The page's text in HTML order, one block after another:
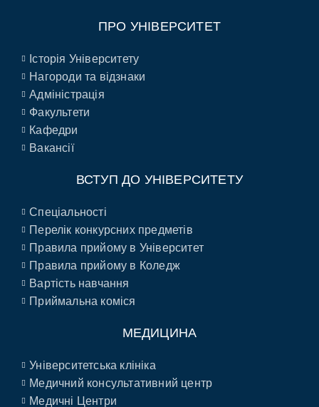
ПРО УНІВЕРСИТЕТ
Історія Університету
Нагороди та відзнаки
Адміністрація
Факультети
Кафедри
Вакансії
ВСТУП ДО УНІВЕРСИТЕТУ
Спеціальності
Перелік конкурсних предметів
Правила прийому в Університет
Правила прийому в Коледж
Вартість навчання
Приймальна коміся
МЕДИЦИНА
Університетська клініка
Медичний консультативний центр
Медичні Центри